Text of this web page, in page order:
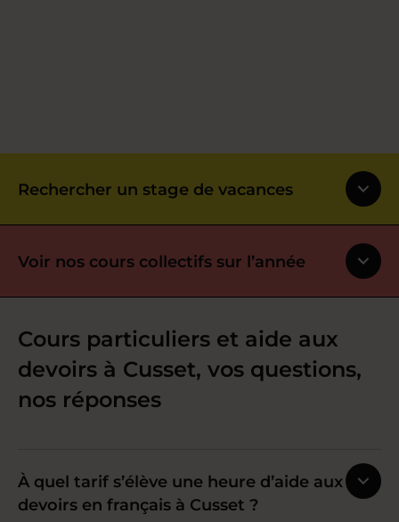
Rechercher un stage de vacances
Voir nos cours collectifs sur l’année
Cours particuliers et aide aux
devoirs à Cusset, vos questions,
nos réponses
À quel tarif s’élève une heure d’aide aux
devoirs en français à Cusset ?